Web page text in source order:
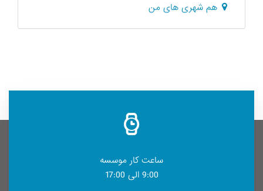
هم شهری های من
ساعت کار موسسه
9:00 الی 17:00